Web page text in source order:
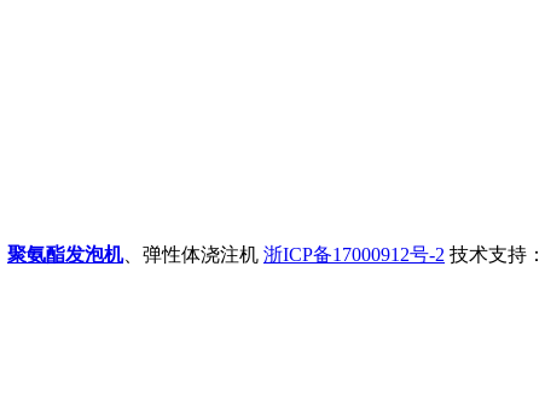
聚氨酯发泡机、弹性体浇注机 浙ICP备17000912号-2 技术支持：